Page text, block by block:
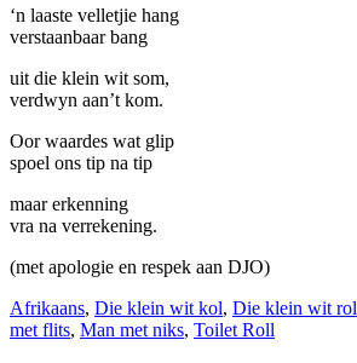
‘n laaste velletjie hang
verstaanbaar bang
uit die klein wit som,
verdwyn aan’t kom.
Oor waardes wat glip
spoel ons tip na tip
maar erkenning
vra na verrekening.
(met apologie en respek aan DJO)
Afrikaans, Die klein wit kol, Die klein wit rol
met flits, Man met niks, Toilet Roll